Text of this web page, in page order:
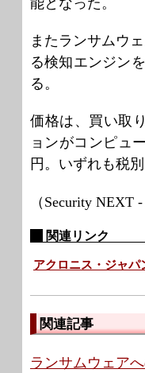
能となった。
またランサムウ
る検知エンジン
る。
価格は、買い取
ョンがコンピュ
円。いずれも税別
（Security NEXT
関連リンク
アクロニス・ジャパ
関連記事
ランサムウェア